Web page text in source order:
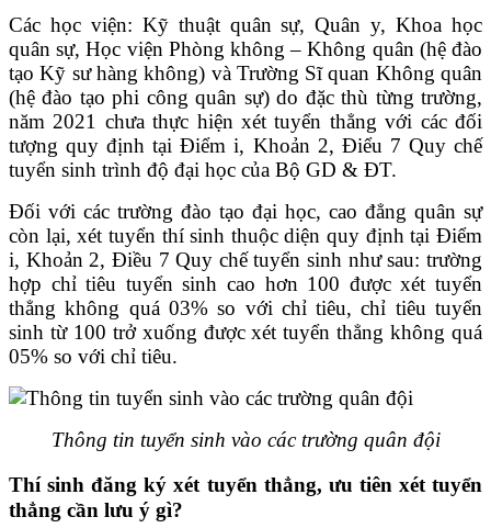
Các học viện: Kỹ thuật quân sự, Quân y, Khoa học
quân sự, Học viện Phòng không – Không quân (hệ đào
tạo Kỹ sư hàng không) và Trường Sĩ quan Không quân
(hệ đào tạo phi công quân sự) do đặc thù từng trường,
năm 2021 chưa thực hiện xét tuyển thẳng với các đối
tượng quy định tại Điểm i, Khoản 2, Điểu 7 Quy chế
tuyển sinh trình độ đại học của Bộ GD & ĐT.
Đối với các trường đào tạo đại học, cao đẳng quân sự
còn lại, xét tuyển thí sinh thuộc diện quy định tại Điểm
i, Khoản 2, Điều 7 Quy chế tuyển sinh như sau: trường
hợp chỉ tiêu tuyển sinh cao hơn 100 được xét tuyển
thẳng không quá 03% so với chỉ tiêu, chỉ tiêu tuyển
sinh từ 100 trở xuống được xét tuyển thẳng không quá
05% so với chỉ tiêu.
Thông tin tuyển sinh vào các trường quân đội
Thí sinh đăng ký xét tuyển thẳng, ưu tiên xét tuyển
thẳng cần lưu ý gì?